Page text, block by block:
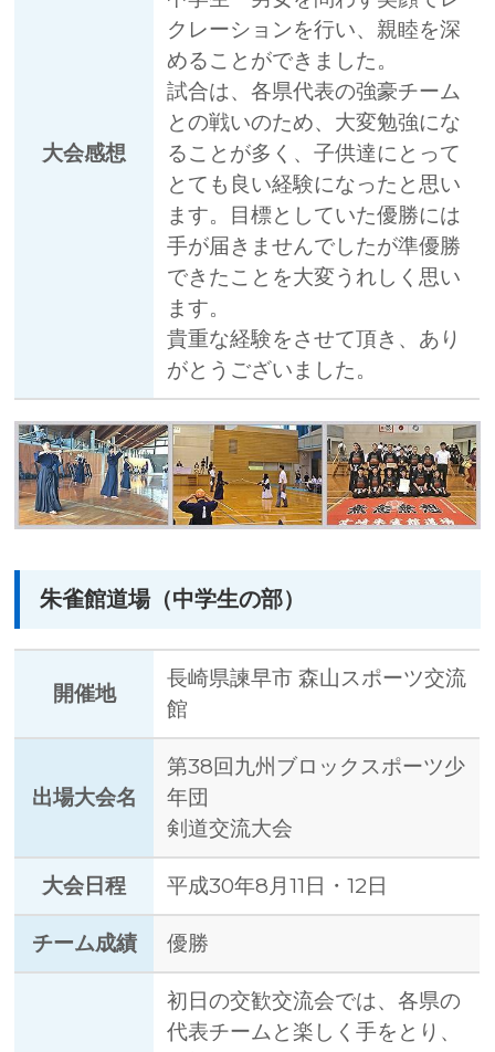
大会感想
クレーションを行い、親睦を深
めることができました。
試合は、各県代表の強豪チーム
との戦いのため、大変勉強にな
ることが多く、子供達にとって
とても良い経験になったと思い
ます。目標としていた優勝には
手が届きませんでしたが準優勝
できたことを大変うれしく思い
ます。
貴重な経験をさせて頂き、あり
がとうございました。
朱雀館道場（中学生の部）
開催地
長崎県諫早市 森山スポーツ交流
館
出場大会名
第38回九州ブロックスポーツ少
年団
剣道交流大会
大会日程 平成30年8月11日・12日
チーム成績 優勝
初日の交歓交流会では、各県の
代表チームと楽しく手をとり、